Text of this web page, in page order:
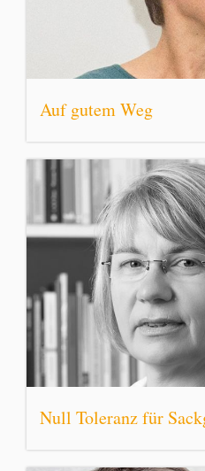
Auf gutem Weg
Null Toleranz für